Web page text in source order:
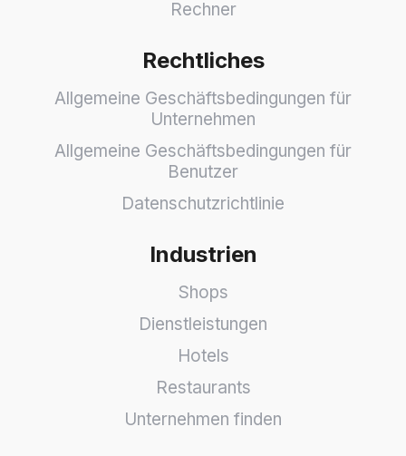
Rechner
Rechtliches
Allgemeine Geschäftsbedingungen für
Unternehmen
Allgemeine Geschäftsbedingungen für
Benutzer
Datenschutzrichtlinie
Industrien
Shops
Dienstleistungen
Hotels
Restaurants
Unternehmen finden